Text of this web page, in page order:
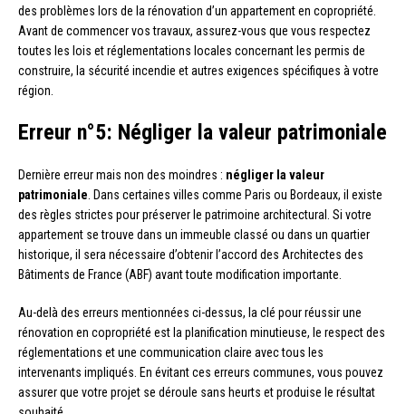
des problèmes lors de la rénovation d’un appartement en copropriété.
Avant de commencer vos travaux, assurez-vous que vous respectez
toutes les lois et réglementations locales concernant les permis de
construire, la sécurité incendie et autres exigences spécifiques à votre
région.
Erreur n°5: Négliger la valeur patrimoniale
Dernière erreur mais non des moindres : négliger la valeur
patrimoniale . Dans certaines villes comme Paris ou Bordeaux, il existe
des règles strictes pour préserver le patrimoine architectural. Si votre
appartement se trouve dans un immeuble classé ou dans un quartier
historique, il sera nécessaire d’obtenir l’accord des Architectes des
Bâtiments de France (ABF) avant toute modification importante.
Au-delà des erreurs mentionnées ci-dessus, la clé pour réussir une
rénovation en copropriété est la planification minutieuse, le respect des
réglementations et une communication claire avec tous les
intervenants impliqués. En évitant ces erreurs communes, vous pouvez
assurer que votre projet se déroule sans heurts et produise le résultat